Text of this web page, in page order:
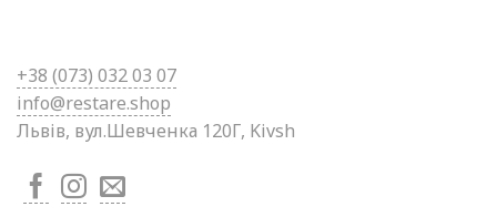
+38 (073) 032 03 07
info@restare.shop
Львів, вул.Шевченка 120Г, Kivsh